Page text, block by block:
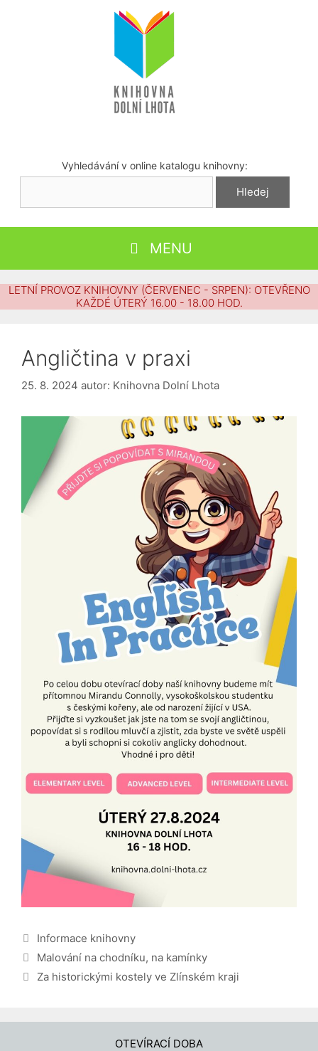
Vyhledávání v online katalogu knihovny:
MENU
LETNÍ PROVOZ KNIHOVNY (ČERVENEC - SRPEN): OTEVŘENO
KAŽDÉ ÚTERÝ 16.00 - 18.00 HOD.
Angličtina v praxi
25. 8. 2024 autor: Knihovna Dolní Lhota
Rubriky
Informace knihovny
Malování na chodníku, na kamínky
Za historickými kostely ve Zlínském kraji
OTEVÍRACÍ DOBA